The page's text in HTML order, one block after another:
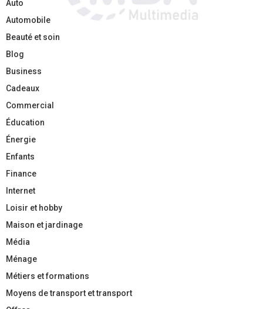
Auto
Automobile
Beauté et soin
Blog
Business
Cadeaux
Commercial
Éducation
Énergie
Enfants
Finance
Internet
Loisir et hobby
Maison et jardinage
Média
Ménage
Métiers et formations
Moyens de transport et transport